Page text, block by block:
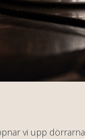
vi upp dörrarna